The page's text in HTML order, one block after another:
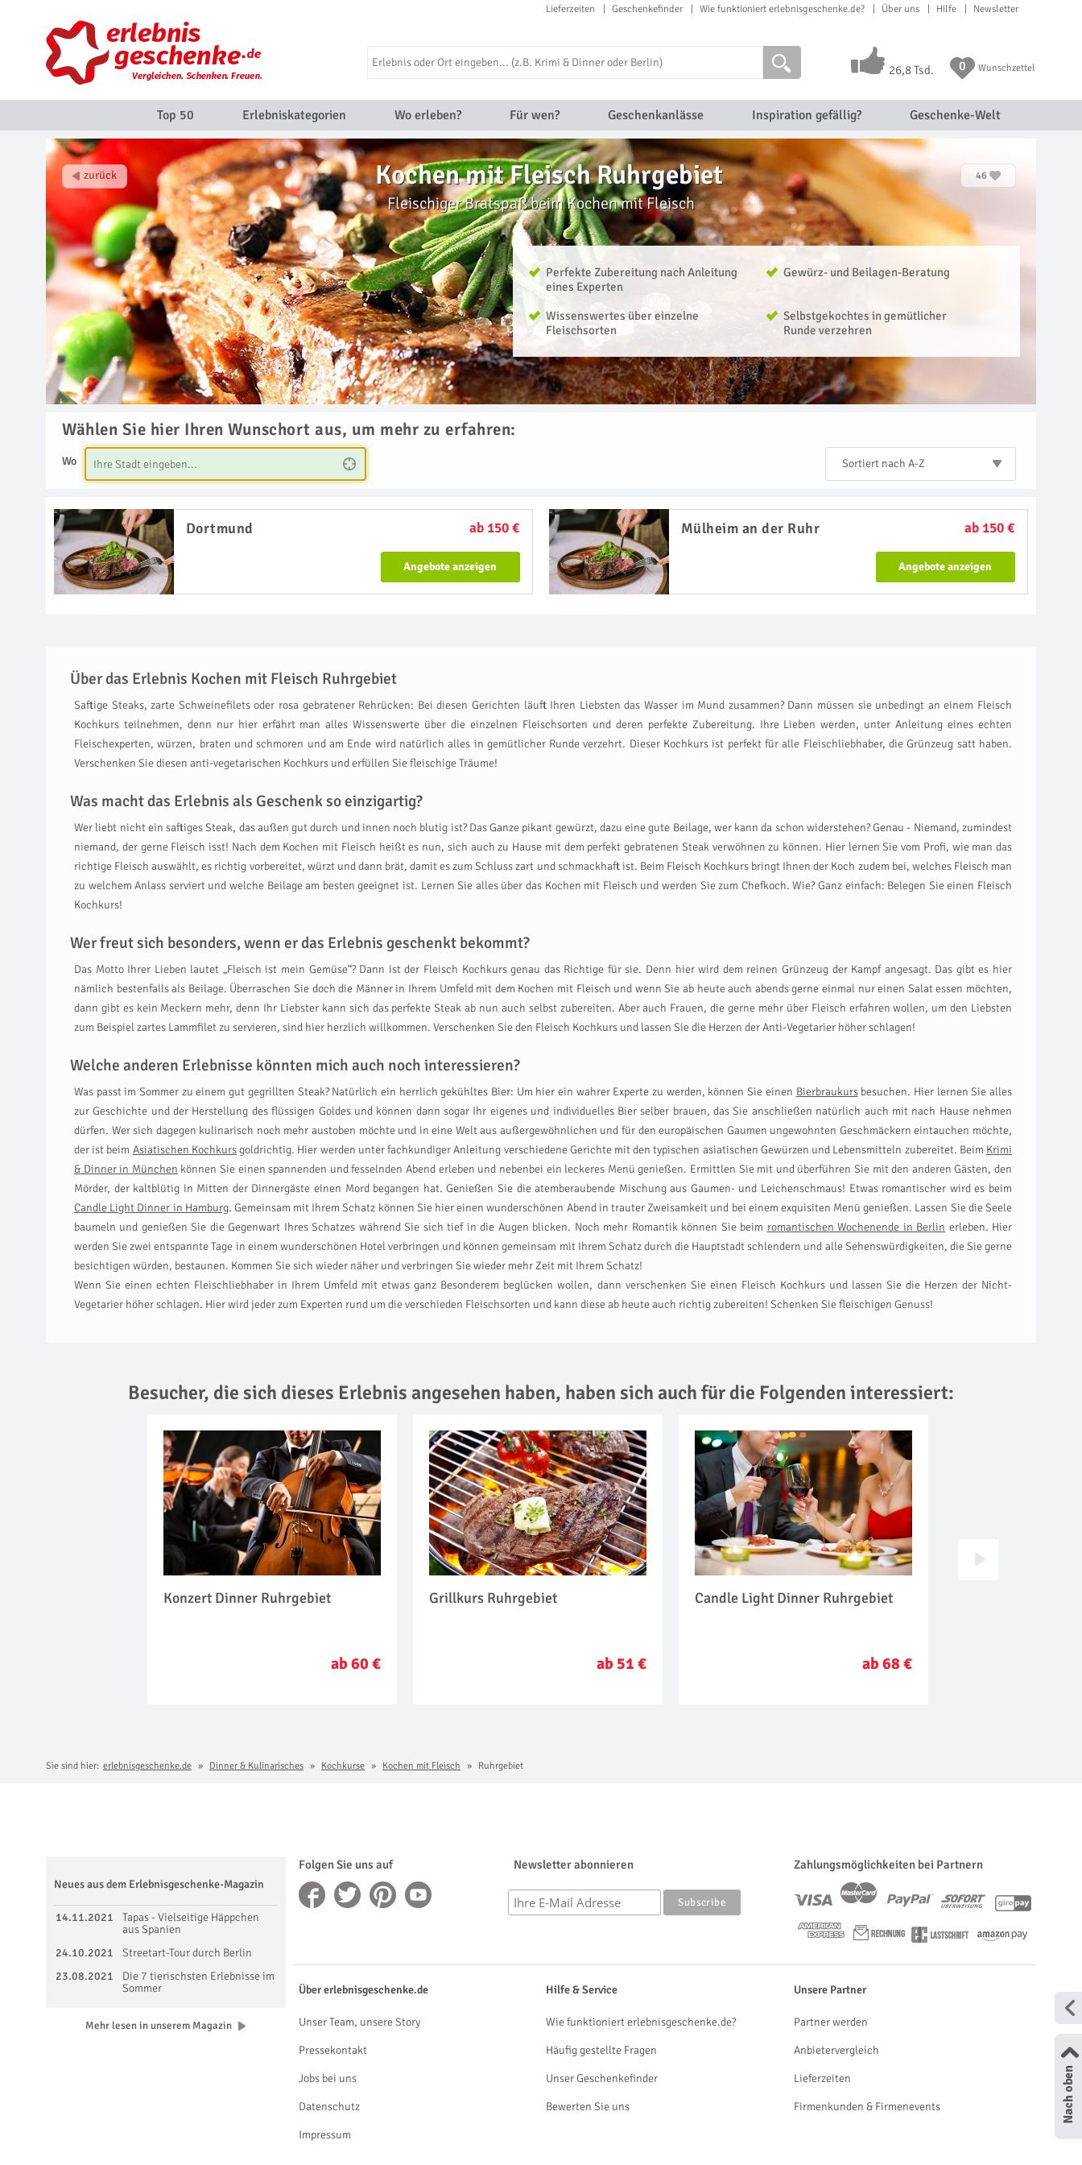
Lieferzeiten Geschenkefinder Wie funktioniert erlebnisgeschenke.de? Über uns Hilfe Newsletter
26,8 Tsd. 0 Wunschzettel
Top 50 Erlebniskategorien Wo erleben? Für wen? Geschenkanlässe Inspiration gefällig? Geschenke-Welt
Kochen mit Fleisch Ruhrgebiet 46
Fleischiger Bratspaß beim Kochen mit Fleisch
Perfekte Zubereitung nach Anleitung
eines Experten
Gewürz- und Beilagen-Beratung
Wissenswertes über einzelne
Fleischsorten
Selbstgekochtes in gemütlicher
Runde verzehren
Wählen Sie hier Ihren Wunschort aus, um mehr zu erfahren:
Wo Sortiert nach A-Z
Dortmund ab 150 €
Angebote anzeigen
Mülheim an der Ruhr ab 150 €
Angebote anzeigen
Über das Erlebnis Kochen mit Fleisch Ruhrgebiet
Saftige Steaks, zarte Schweinefilets oder rosa gebratener Rehrücken: Bei diesen Gerichten läuft Ihren Liebsten das Wasser im Mund zusammen? Dann müssen sie unbedingt an einem Fleisch
Kochkurs teilnehmen, denn nur hier erfährt man alles Wissenswerte über die einzelnen Fleischsorten und deren perfekte Zubereitung. Ihre Lieben werden, unter Anleitung eines echten
Fleischexperten, würzen, braten und schmoren und am Ende wird natürlich alles in gemütlicher Runde verzehrt. Dieser Kochkurs ist perfekt für alle Fleischliebhaber, die Grünzeug satt haben.
Verschenken Sie diesen anti-vegetarischen Kochkurs und erfüllen Sie fleischige Träume!
Was macht das Erlebnis als Geschenk so einzigartig?
Wer liebt nicht ein saftiges Steak, das außen gut durch und innen noch blutig ist? Das Ganze pikant gewürzt, dazu eine gute Beilage, wer kann da schon widerstehen? Genau - Niemand, zumindest
niemand, der gerne Fleisch isst! Nach dem Kochen mit Fleisch heißt es nun, sich auch zu Hause mit dem perfekt gebratenen Steak verwöhnen zu können. Hier lernen Sie vom Profi, wie man das
richtige Fleisch auswählt, es richtig vorbereitet, würzt und dann brät, damit es zum Schluss zart und schmackhaft ist. Beim Fleisch Kochkurs bringt Ihnen der Koch zudem bei, welches Fleisch man
zu welchem Anlass serviert und welche Beilage am besten geeignet ist. Lernen Sie alles über das Kochen mit Fleisch und werden Sie zum Chefkoch. Wie? Ganz einfach: Belegen Sie einen Fleisch
Kochkurs!
Wer freut sich besonders, wenn er das Erlebnis geschenkt bekommt?
Das Motto Ihrer Lieben lautet „Fleisch ist mein Gemüse“? Dann ist der Fleisch Kochkurs genau das Richtige für sie. Denn hier wird dem reinen Grünzeug der Kampf angesagt. Das gibt es hier
nämlich bestenfalls als Beilage. Überraschen Sie doch die Männer in Ihrem Umfeld mit dem Kochen mit Fleisch und wenn Sie ab heute auch abends gerne einmal nur einen Salat essen möchten,
dann gibt es kein Meckern mehr, denn Ihr Liebster kann sich das perfekte Steak ab nun auch selbst zubereiten. Aber auch Frauen, die gerne mehr über Fleisch erfahren wollen, um den Liebsten
zum Beispiel zartes Lammfilet zu servieren, sind hier herzlich willkommen. Verschenken Sie den Fleisch Kochkurs und lassen Sie die Herzen der Anti-Vegetarier höher schlagen!
Welche anderen Erlebnisse könnten mich auch noch interessieren?
Was passt im Sommer zu einem gut gegrillten Steak? Natürlich ein herrlich gekühltes Bier: Um hier ein wahrer Experte zu werden, können Sie einen Bierbraukursbesuchen. Hier lernen Sie alles
zur Geschichte und der Herstellung des flüssigen Goldes und können dann sogar Ihr eigenes und individuelles Bier selber brauen, das Sie anschließen natürlich auch mit nach Hause nehmen
dürfen. Wer sich dagegen kulinarisch noch mehr austoben möchte und in eine Welt aus außergewöhnlichen und für den europäischen Gaumen ungewohnten Geschmäckern eintauchen möchte,
der ist beim Asiatischen Kochkursgoldrichtig. Hier werden unter fachkundiger Anleitung verschiedene Gerichte mit den typischen asiatischen Gewürzen und Lebensmitteln zubereitet. Beim Krimi
& Dinner in München können Sie einen spannenden und fesselnden Abend erleben und nebenbei ein leckeres Menü genießen. Ermittlen Sie mit und überführen Sie mit den anderen Gästen, den
Mörder, der kaltblütig in Mitten der Dinnergäste einen Mord begangen hat. Genießen Sie die atemberaubende Mischung aus Gaumen- und Leichenschmaus! Etwas romantischer wird es beim
Candle Light Dinner in Hamburg. Gemeinsam mit Ihrem Schatz können Sie hier einen wunderschönen Abend in trauter Zweisamkeit und bei einem exquisiten Menü genießen. Lassen Sie die Seele
baumeln und genießen Sie die Gegenwart Ihres Schatzes während Sie sich tief in die Augen blicken. Noch mehr Romantik können Sie beim romantischen Wochenende in Berlin erleben. Hier
werden Sie zwei entspannte Tage in einem wunderschönen Hotel verbringen und können gemeinsam mit Ihrem Schatz durch die Hauptstadt schlendern und alle Sehenswürdigkeiten, die Sie gerne
besichtigen würden, bestaunen. Kommen Sie sich wieder näher und verbringen Sie wieder mehr Zeit mit Ihrem Schatz!
Wenn Sie einen echten Fleischliebhaber in Ihrem Umfeld mit etwas ganz Besonderem beglücken wollen, dann verschenken Sie einen Fleisch Kochkurs und lassen Sie die Herzen der Nicht-
Vegetarier höher schlagen. Hier wird jeder zum Experten rund um die verschieden Fleischsorten und kann diese ab heute auch richtig zubereiten! Schenken Sie fleischigen Genuss!
Besucher, die sich dieses Erlebnis angesehen haben, haben sich auch für die Folgenden interessiert:
Konzert Dinner Ruhrgebiet
ab 60 €
Grillkurs Ruhrgebiet
ab 51 €
Candle Light Dinner Ruhrgebiet
ab 68 €
Sie sind hier: erlebnisgeschenke.de Dinner & Kulinarisches Kochkurse Kochen mit Fleisch Ruhrgebiet
Folgen Sie uns auf Newsletter abonnieren Zahlungsmöglichkeiten bei Partnern
Neues aus dem Erlebnisgeschenke-Magazin
14.11.2021
Tapas - Vielseitige Häppchen
aus Spanien
24.10.2021
Streetart-Tour durch Berlin
23.08.2021
Die 7 tierischsten Erlebnisse im
Sommer
Mehr lesen in unserem Magazin
Über erlebnisgeschenke.de
Unser Team, unsere Story
Pressekontakt
Jobs bei uns
Datenschutz
Impressum
Hilfe & Service
Wie funktioniert erlebnisgeschenke.de?
Häufig gestellte Fragen
Unser Geschenkefinder
Bewerten Sie uns
Unsere Partner
Partner werden
Anbietervergleich
Lieferzeiten
Firmenkunden & Firmenevents